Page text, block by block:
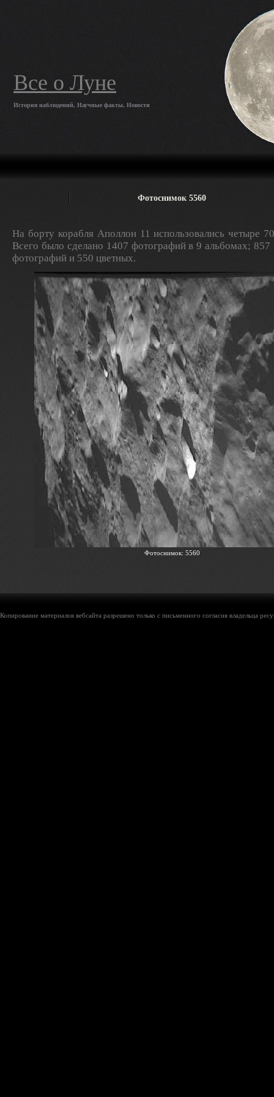
Все о Луне
История наблюдений, Научные факты, Новости
Фотоснимок 5560
На борту корабля Аполлон 11 использовались четыре
Всего было сделано 1407 фотографий в 9 альбомах;
фотографий и 550 цветных.
Фотоснимок: 5560
Копирование материалов вебсайта разрешено только с письменного согласия владельца